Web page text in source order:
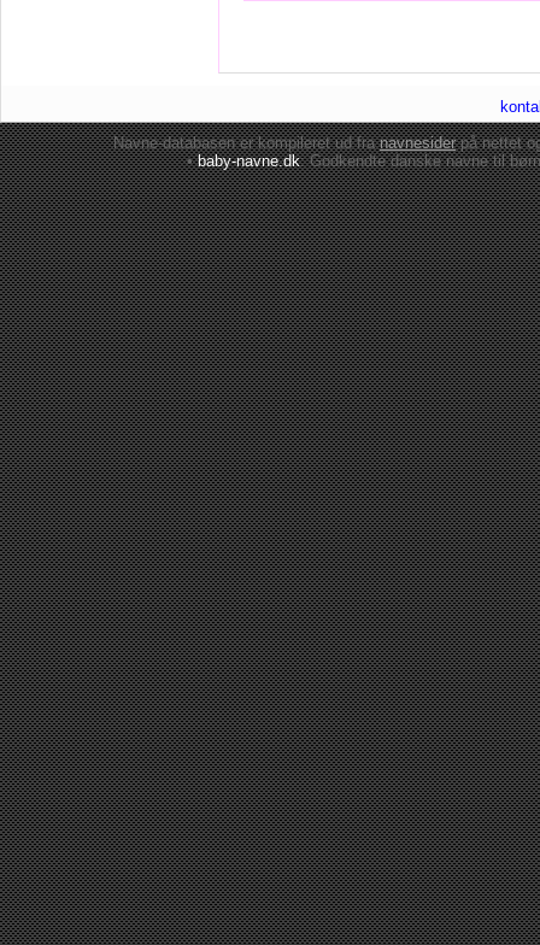
Navne-databasen er kompileret ud franavnesiderpå nettet
•baby-navne.dk: Godkendte danskenavne til børn